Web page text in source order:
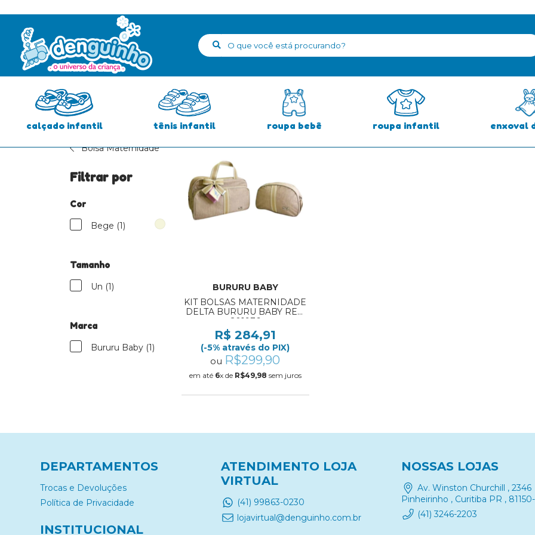
calçado infantil tênis infantil roupa bebê roupa infantil enxoval
Enxoval de Bebê
Faixa de Preço
Preço:
R$1000.00
Bolsa Maternidade
Filtrar por
Cor
Bege (1)
Tamanho
Un (1)
Marca
Bururu Baby (1)
BURURU BABY
KIT BOLSAS MATERNIDADE
DELTA BURURU BABY REF:
201976
R$ 284,91
(-5% através do PIX)
ou R$299,90
em até 6x de R$49,98 sem juros
DEPARTAMENTOS
Trocas e Devoluções
Política de Privacidade
INSTITUCIONAL
ATENDIMENTO LOJA
VIRTUAL
(41) 99863-0230
lojavirtual@denguinho.com.br
NOSSAS LOJAS
Av. Winston Churchill , 2346
Pinheirinho , Curitiba PR ,
(41) 3246-2203